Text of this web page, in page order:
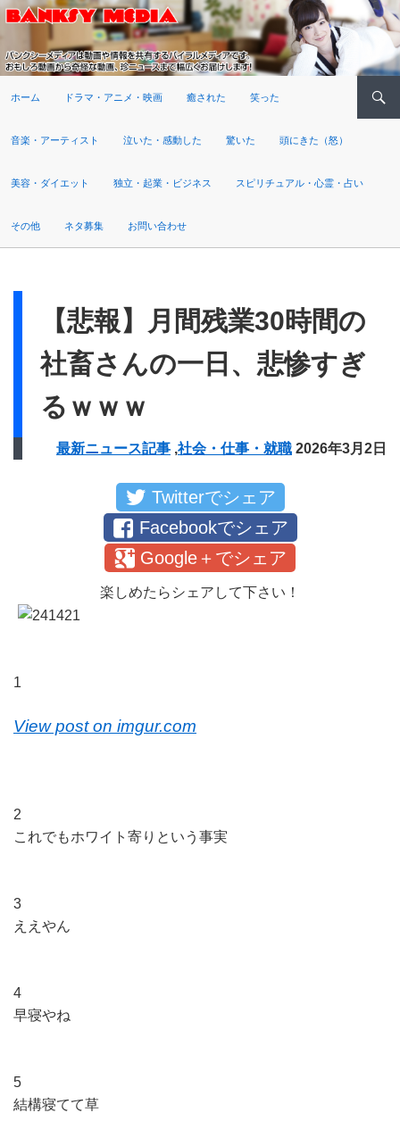
ホーム ドラマ・アニメ・映画 癒された 笑った
音楽・アーティスト 泣いた・感動した 驚いた 頭にきた（怒）
美容・ダイエット 独立・起業・ビジネス スピリチュアル・心霊・占い
その他 ネタ募集 お問い合わせ
【悲報】月間残業30時間の
社畜さんの一日、悲惨すぎ
るｗｗｗ
最新ニュース記事 ,社会・仕事・就職 2026年3月2日
Twitterでシェア
Facebookでシェア
Google＋でシェア
楽しめたらシェアして下さい！
1
View post on imgur.com
2
これでもホワイト寄りという事実
3
ええやん
4
早寝やね
5
結構寝てて草